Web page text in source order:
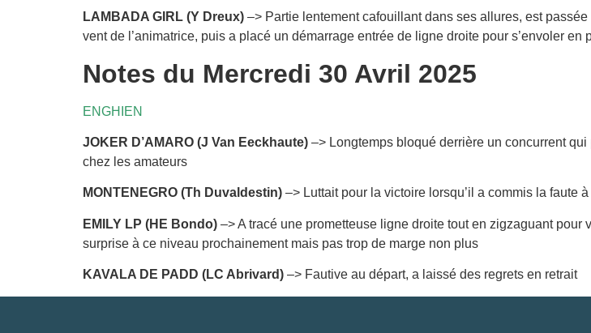
LAMBADA GIRL (Y Dreux) –> Partie lentement cafouillant dans ses allures, est
vent de l’animatrice, puis a placé un démarrage entrée de ligne droite pour s’envoler en
Notes du Mercredi 30 Avril 2025
ENGHIEN
JOKER D’AMARO (J Van Eeckhaute) –> Longtemps bloqué derrière un concurrent
chez les amateurs
MONTENEGRO (Th Duvaldestin) –> Luttait pour la victoire lorsqu’il a commis la faute
EMILY LP (HE Bondo) –> A tracé une prometteuse ligne droite tout en zigzaguant
surprise à ce niveau prochainement mais pas trop de marge non plus
KAVALA DE PADD (LC Abrivard) –> Fautive au départ, a laissé des regrets en retrait